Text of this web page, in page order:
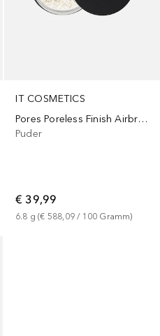
IT COSMETICS
Pores Poreless Finish Airbrush
Puder
€ 39,99
6.8 g (€ 588,09 / 100 Gramm)